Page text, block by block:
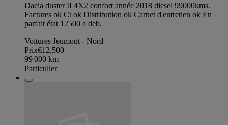
Dacia duster II 4X2 confort année 2018 diesel 99000kms.
Factures ok Ct ok Distribution ok Carnet d'entretien ok En
parfait état 12500 a deb.
Voitures Jeumont - Nord
Prix€12,500
99 000 km
Particulier